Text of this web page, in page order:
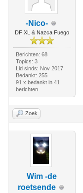
-Nico-
DF XL & Nazca Fuego
Berichten: 68
Topics: 3
Lid sinds: Nov 2017
Bedankt: 255
91 x bedankt in 41
berichten
Zoek
Wim -de
roetsende